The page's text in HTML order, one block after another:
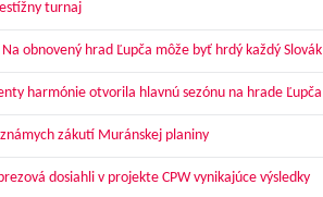
turnaj
obnovený hrad Ľupča môže byť hrdý každý Slovák
harmónie otvorila hlavnú sezónu na hrade Ľupča
zákutí Muránskej planiny
dosiahli v projekte CPW vynikajúce výsledky